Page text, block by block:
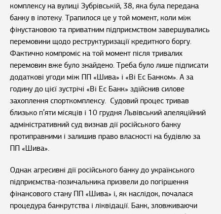
комплексу на вулиці Зубрівській, 38, яка була передана
банку в іпотеку. Трапилося це у той момент, коли між
фінустановою та приватним підприємством завершувались
перемовини щодо реструктуризації кредитного боргу.
Фактично компроміс на той момент після тривалих
перемовин вже було знайдено. Треба було лише підписати
додаткові угоди між ПП «Шива» і «Ві Ес Банком». А за
годину до цієї зустрічі «Ві Ес Банк» здійснив силове
захоплення спорткомплексу. Судовий процес тривав
близько п’яти місяців і 10 грудня Львівський апеляційний
адміністративний суд визнав дії російського банку
протиправними і залишив право власності на будівлю за
ПП «Шива».
Однак агресивні дії російського банку до українського
підприємства-позичальника призвели до погіршення
фінансового стану ПП «Шива» і, як наслідок, почалася
процедура банкрутства і ліквідації. Банк, зловживаючи